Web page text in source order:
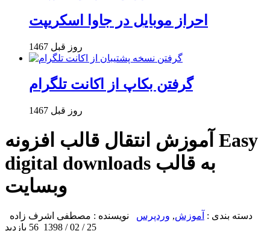
احراز موبایل در جاوا اسکریپت
1467 روز قبل
گرفتن بکاپ از اکانت تلگرام
1467 روز قبل
آموزش انتقال قالب افزونه Easy
digital downloads به قالب
وبسایت
دسته بندی : آموزش, وردپرس
نویسنده : مصطفی اشرف زاده